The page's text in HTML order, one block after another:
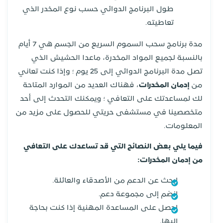
طول البرنامج الدوائي حسب نوع المخدر الذي
تعاطيته.
مدة برنامج سحب السموم السريع من الجسم هي 7 أيام
بالنسبة لجميع المواد المخدرة، ماعدا الحشيش الذي
تصل مدة البرنامج الدوائي إلى 25 يوم ؛ وإذا كنت تعاني
من إدمان المخدرات ، فهناك العديد من الموارد المتاحة
لك لمساعدتك على التعافي ؛ ويمكنك التحدث إلى أحد
متخصصينا في مستشفى حريتي للحصول على مزيد من
المعلومات.
فيما يلي بعض النصائح التي قد تساعدك على التعافي
من إدمان المخدرات:
ابحث عن الدعم من الأصدقاء والعائلة.
انضم إلى مجموعة دعم.
احصل على المساعدة المهنية إذا كنت بحاجة